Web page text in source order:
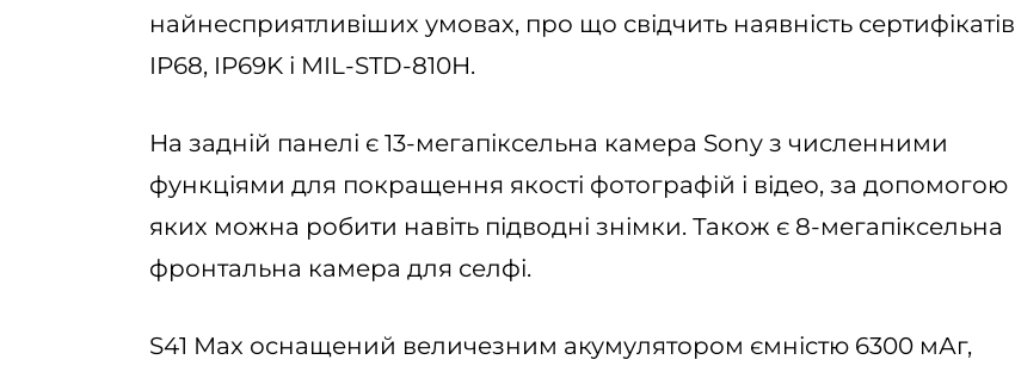
найнесприятливіших умовах, про що свідчить наявність сертифікатів
IP68, IP69K і MIL-STD-810H.
На задній панелі є 13-мегапіксельна камера Sony з численними
функціями для покращення якості фотографій і відео, за допомогою
яких можна робити навіть підводні знімки. Також є 8-мегапіксельна
фронтальна камера для селфі.
S41 Мax оснащений величезним акумулятором ємністю 6300 мАг,